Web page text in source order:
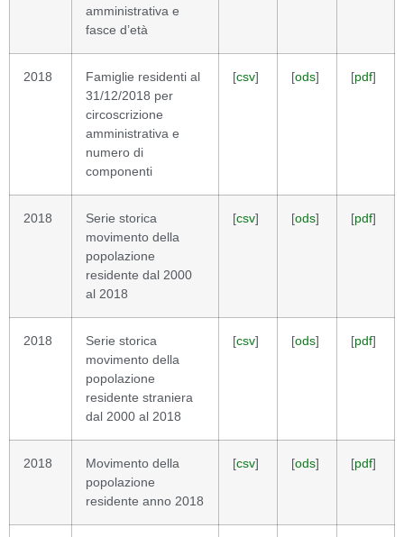
amministrativa e
fasce d’età
2018
Famiglie residenti al
31/12/2018 per
circoscrizione
amministrativa e
numero di
componenti
[csv] [ods] [pdf]
2018
Serie storica
movimento della
popolazione
residente dal 2000
al 2018
[csv] [ods] [pdf]
2018
Serie storica
movimento della
popolazione
residente straniera
dal 2000 al 2018
[csv] [ods] [pdf]
2018
Movimento della
popolazione
residente anno 2018
[csv] [ods] [pdf]